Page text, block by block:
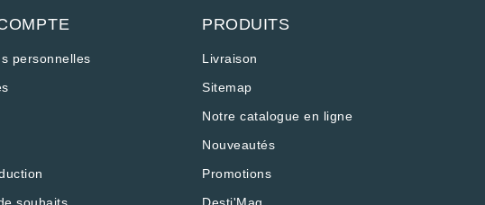
personnelles
PRODUITS
Livraison
Sitemap
Notre catalogue en ligne
Nouveautés
Promotions